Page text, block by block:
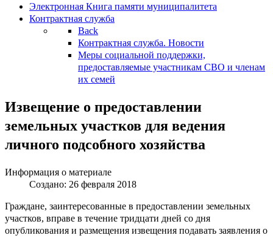
Электронная Книга памяти муниципалитета
Контрактная служба
Back
Контрактная служба. Новости
Меры социальной поддержки,
предоставляемые участникам СВО и членам
их семей
Извещение о предоставлении
земельных участков для ведения
личного подсобного хозяйства
Информация о материале
Создано: 26 февраля 2018
Граждане, заинтересованные в предоставлении земельных
участков, вправе в течение тридцати дней со дня
опубликования и размещения извещения подавать заявления о